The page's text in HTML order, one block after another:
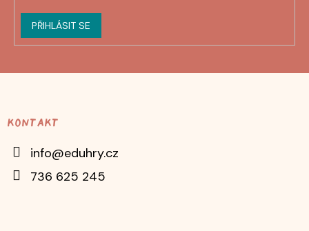
PŘIHLÁSIT SE
Kontakt
info@eduhry.cz
736 625 245